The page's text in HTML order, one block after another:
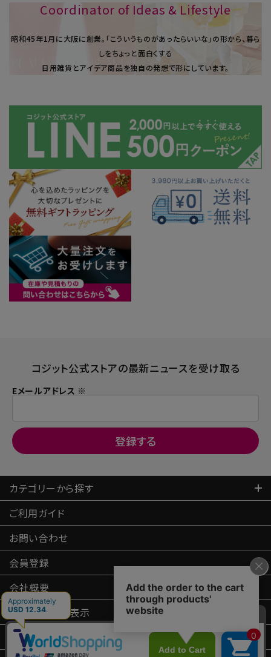
Coordinator of Ideas & Lifestyle
昭和45年1⽉に大阪に創業。「こういうものがあったらいいな」の形から、暮ら
しをちょっと面白くする
日用雑貨とアイデア商品を独自の発想で形にしています。
コジット公式ストアの最新ニュースを受け取る
Eメールアドレス ※
カテゴリーから探す
ご利用ガイド
お問い合わせ
会員登録
会社概要
特定商取引
法表示
プライバシーポリシー